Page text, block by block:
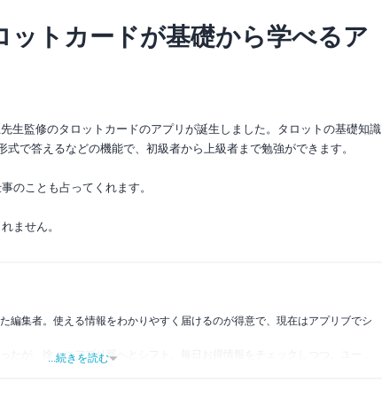
ットカードが基礎から学べるア
生監修のタロットカードのアプリが誕生しました。タロットの基礎知識
で答えるなどの機能で、初級者から上級者まで勉強ができます。
のことも占ってくれます。
ません。
編集者。使える情報をわかりやすく届けるのが得意で、現在はアプリブでシ
たが、徐々にアプリ派へとシフト。毎日お得情報をチェックしつつ、ユーザ
...続きを読む